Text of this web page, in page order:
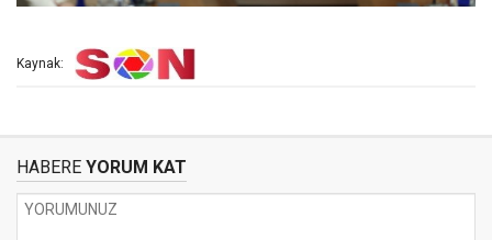
Kaynak:
HABERE YORUM KAT